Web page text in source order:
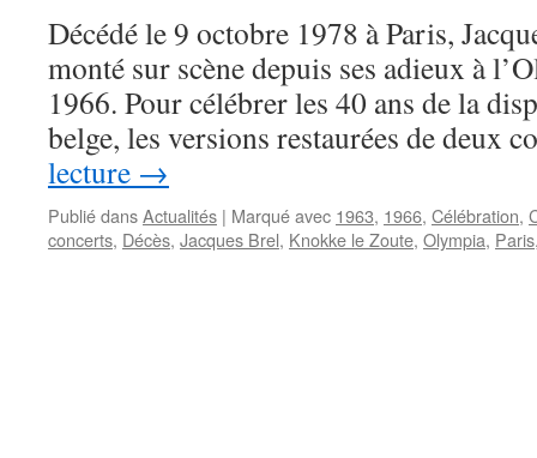
Décédé le 9 octobre 1978 à Paris,
monté sur scène depuis ses adieux à
1966. Pour célébrer les 40 ans de la
belge, les versions restaurées de deux
lecture →
Publié dansActualités | Marqué avec 1963, 1966, Célébration,
concerts, Décès, Jacques Brel, Knokke le Zoute, Olympia, Paris